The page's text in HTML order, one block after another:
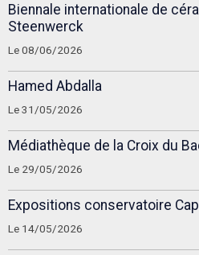
Biennale internationale de
Steenwerck
Le 08/06/2026
Hamed Abdalla
Le 31/05/2026
Médiathèque de la Croix du
Le 29/05/2026
Expositions conservatoire
Le 14/05/2026